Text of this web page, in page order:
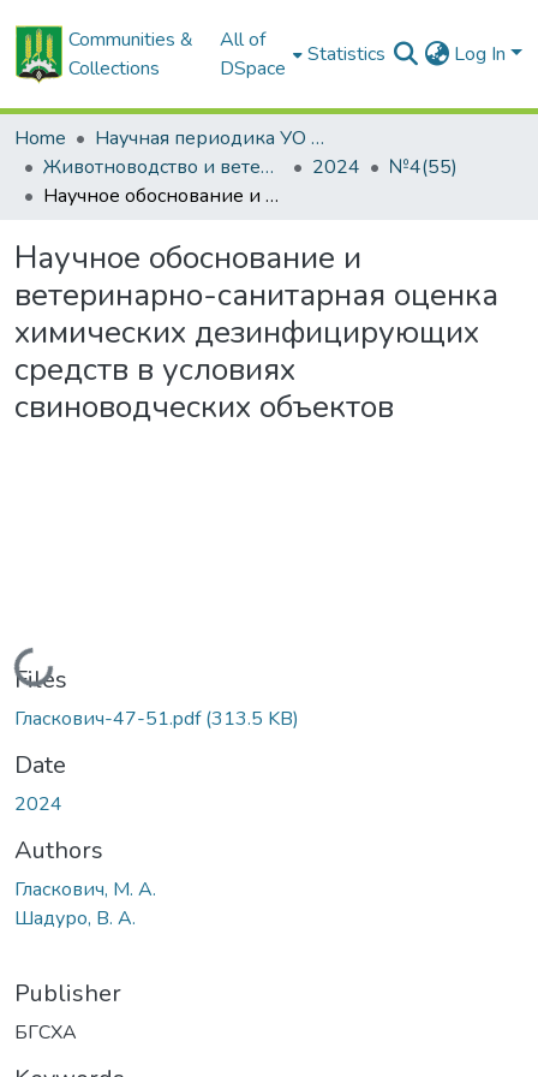
Communities &
Collections
All of
DSpace
Statistics Log In
Home
Научная периодика УО БГСХА
Животноводство и ветеринарная медицина: научно-практический журнал
2024
№4(55)
Научное обоснование и ветеринарно-санитарная оценка химических дезинфицирующих средств в условиях свиноводческих объектов
Научное обоснование и
ветеринарно-санитарная оценка
химических дезинфицирующих
средств в условиях
свиноводческих объектов
Loading...
Files
Гласкович-47-51.pdf(313.5 KB)
Date
2024
Authors
Гласкович, М. А.
Шадуро, В. А.
Publisher
БГСХА